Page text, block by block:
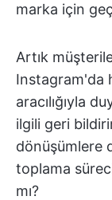
marka için
Artık
Instagram'da
aracılığıyla
ilgili geri
dönüşümlere
toplama
mı?